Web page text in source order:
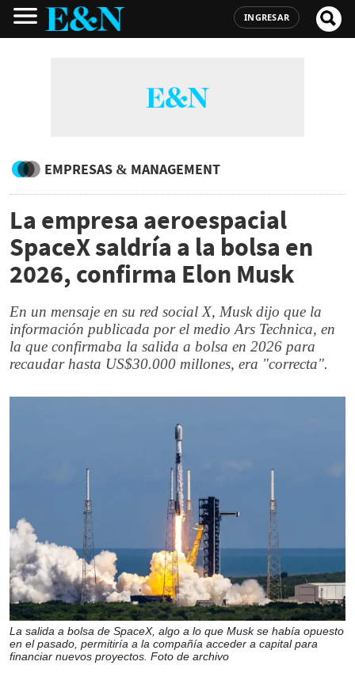
INGRESAR
EMPRESAS & MANAGEMENT
La empresa aeroespacial
SpaceX saldría a la bolsa en
2026, confirma Elon Musk
En un mensaje en su red social X, Musk dijo que la
información publicada por el medio Ars Technica, en
la que confirmaba la salida a bolsa en 2026 para
recaudar hasta US$30.000 millones, era "correcta".
La salida a bolsa de SpaceX, algo a lo que Musk se había opuesto
en el pasado, permitiría a la compañía acceder a capital para
financiar nuevos proyectos. Foto de archivo